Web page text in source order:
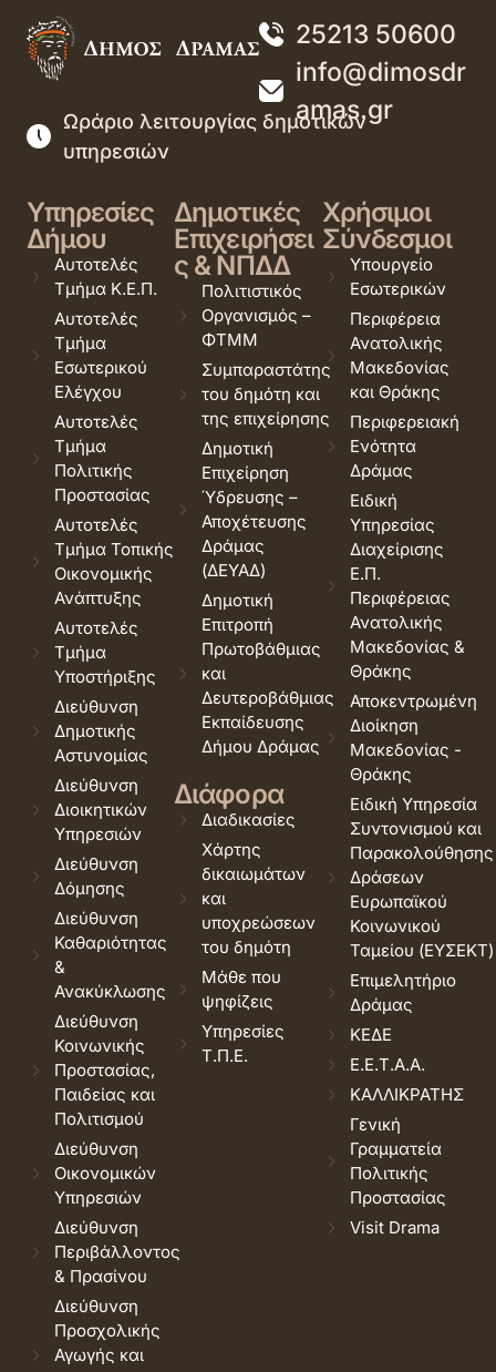
25213 50600
info@dimosdr
amas.gr
Ωράριο λειτουργίας δημοτικών
υπηρεσιών
Υπηρεσίες
Δήμου
Αυτοτελές
Τμήμα Κ.Ε.Π.
Αυτοτελές
Τμήμα
Εσωτερικού
Ελέγχου
Αυτοτελές
Τμήμα
Πολιτικής
Προστασίας
Αυτοτελές
Τμήμα Τοπικής
Οικονομικής
Ανάπτυξης
Αυτοτελές
Τμήμα
Υποστήριξης
Διεύθυνση
Δημοτικής
Αστυνομίας
Διεύθυνση
Διοικητικών
Υπηρεσιών
Διεύθυνση
Δόμησης
Διεύθυνση
Καθαριότητας
&
Ανακύκλωσης
Διεύθυνση
Κοινωνικής
Προστασίας,
Παιδείας και
Πολιτισμού
Διεύθυνση
Οικονομικών
Υπηρεσιών
Διεύθυνση
Περιβάλλοντος
& Πρασίνου
Διεύθυνση
Προσχολικής
Αγωγής και
Δημοτικές
Επιχειρήσει
ς & ΝΠΔΔ
Πολιτιστικός
Οργανισμός –
ΦΤΜΜ
Συμπαραστάτης
του δημότη και
της επιχείρησης
Δημοτική
Επιχείρηση
Ύδρευσης –
Αποχέτευσης
Δράμας
(ΔΕΥΑΔ)
Δημοτική
Επιτροπή
Πρωτοβάθμιας
και
Δευτεροβάθμιας
Εκπαίδευσης
Δήμου Δράμας
Διάφορα
Διαδικασίες
Χάρτης
δικαιωμάτων
και
υποχρεώσεων
του δημότη
Μάθε που
ψηφίζεις
Υπηρεσίες
Τ.Π.Ε.
Χρήσιμοι
Σύνδεσμοι
Υπουργείο
Εσωτερικών
Περιφέρεια
Ανατολικής
Μακεδονίας
και Θράκης
Περιφερειακή
Ενότητα
Δράμας
Ειδική
Υπηρεσίας
Διαχείρισης
Ε.Π.
Περιφέρειας
Ανατολικής
Μακεδονίας &
Θράκης
Αποκεντρωμένη
Διοίκηση
Μακεδονίας -
Θράκης
Ειδική Υπηρεσία
Συντονισμού και
Παρακολούθησης
Δράσεων
Ευρωπαϊκού
Κοινωνικού
Ταμείου (ΕΥΣΕΚΤ)
Επιμελητήριο
Δράμας
ΚΕΔΕ
Ε.Ε.Τ.Α.Α.
ΚΑΛΛΙΚΡΑΤΗΣ
Γενική
Γραμματεία
Πολιτικής
Προστασίας
Visit Drama